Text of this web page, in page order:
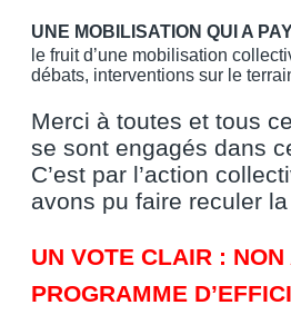
UNE MOBILISATION QUI A
le fruit d’une mobilisation
débats, interventions sur le
Merci à toutes et tous
se sont engagés dans
C’est par l’action
avons pu faire reculer
UN VOTE CLAIR : NON
PROGRAMME